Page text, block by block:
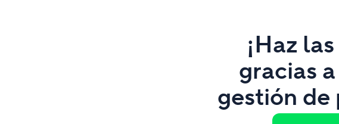
¡Haz
gracias
gestión de